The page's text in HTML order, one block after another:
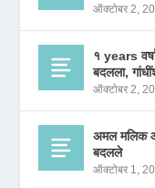
ऑक्टोबर 2,
१ years
बदलला,
ऑक्टोबर 2,
अमल मलिक
बदलले
ऑक्टोबर 1,